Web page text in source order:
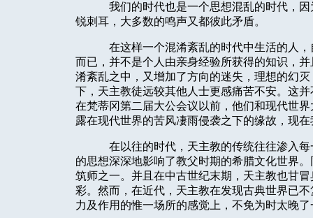
我们的时代也是一个思想混乱的时代，
锐刺耳，大多数的鸣声又都彼此矛盾。
在这样一个混淆紊乱的时代中生活的人
而已，并不是个人由亲身经验所获得的知识，
淆紊乱之中，又增加了方向的迷失，理想的幻
下，天主教徒远较其他人士更感痛苦不安。这
在梵蒂冈第二届大公会议以前，他们和现代世
露在现代世界的苦风凄雨侵袭之下的缘故，现
在以往的时代，天主教的传统往往渗入
的思想深深地影响了教父时期的希腊文化世界
筑师之一。并且在中古世纪末期，天主教也甘
彩。然而，在近代，天主教在发现古典世界已
力及作用的惟一场所的感觉上，不免为时太晚